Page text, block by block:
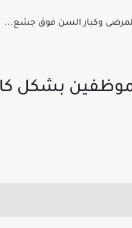
المرضى وكبار السن فوق جشع...
بشكل